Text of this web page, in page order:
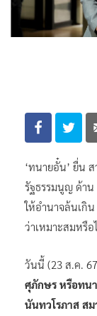
‘ทนายอั๋น’ ยื่น
รัฐธรรมนูญ ด้า
ให้อำนาจล้นเกิ
ว่าเหมาะสมหรือ
วันนี้ (23 ส.ค.
ศุภักษร หรือทน
นันทวโรภาส ส